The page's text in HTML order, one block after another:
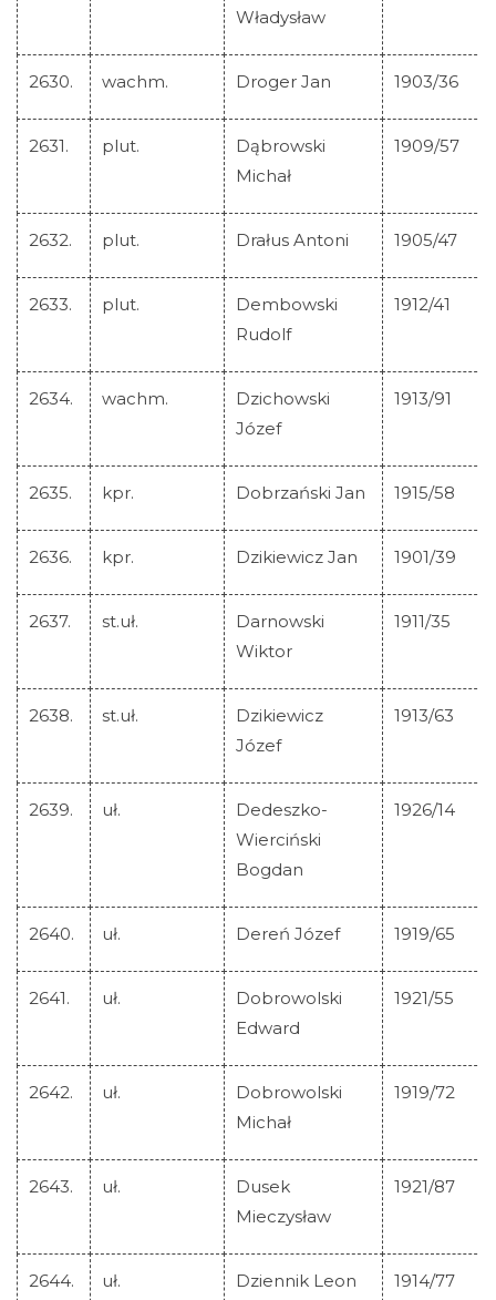
Władysław
2630. wachm. Droger Jan 1903/36
2631. plut.
Dąbrowski
Michał
1909/57
2632. plut. Drałus Antoni 1905/47
2633. plut.
Dembowski
Rudolf
1912/41
2634. wachm.
Dzichowski
Józef
1913/91
2635. kpr. Dobrzański Jan 1915/58
2636. kpr. Dzikiewicz Jan 1901/39
2637. st.uł.
Darnowski
Wiktor
1911/35
2638. st.uł.
Dzikiewicz
Józef
1913/63
2639. uł.
Dedeszko-
Wierciński
Bogdan
1926/14
2640. uł. Dereń Józef 1919/65
2641. uł.
Dobrowolski
Edward
1921/55
2642. uł.
Dobrowolski
Michał
1919/72
2643. uł.
Dusek
Mieczysław
1921/87
2644. uł. Dziennik Leon 1914/77